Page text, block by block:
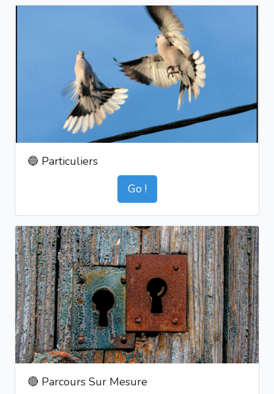
🔵 Particuliers
Go !
🔴 Parcours Sur Mesure